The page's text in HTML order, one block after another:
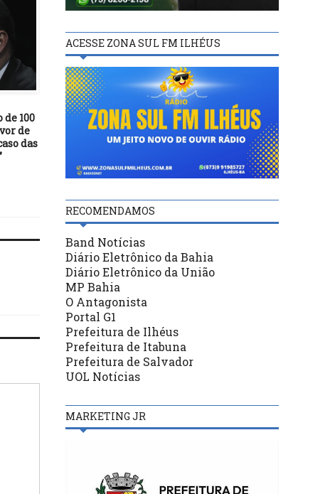
100
de
das
BASTIDORES
Leilões do Detran tem mais
de mil opções de veículos
conservados
BASTIDORES
“Crescemos na hora
do jeito certo”,
Valderico Junior
ACESSE ZONA SUL FM ILHÉUS
RECOMENDAMOS
Band Notícias
Diário Eletrônico da Bahia
Diário Eletrônico da União
MP Bahia
O Antagonista
Portal G1
Prefeitura de Ilhéus
Prefeitura de Itabuna
Prefeitura de Salvador
UOL Notícias
MARKETING JR